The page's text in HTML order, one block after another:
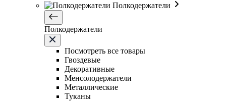
Полкодержатели
Полкодержатели
Посмотреть все товары
Гвоздевые
Декоративные
Менсолодержатели
Металлические
Туканы